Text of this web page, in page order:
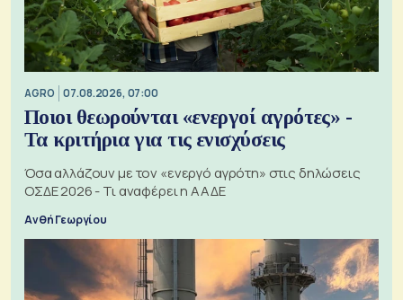
AGRO 07.08.2026, 07:00
Ποιοι θεωρούνται «ενεργοί αγρότες» -
Τα κριτήρια για τις ενισχύσεις
Όσα αλλάζουν με τον «ενεργό αγρότη» στις δηλώσεις
ΟΣΔΕ 2026 - Τι αναφέρει η ΑΑΔΕ
Ανθή Γεωργίου